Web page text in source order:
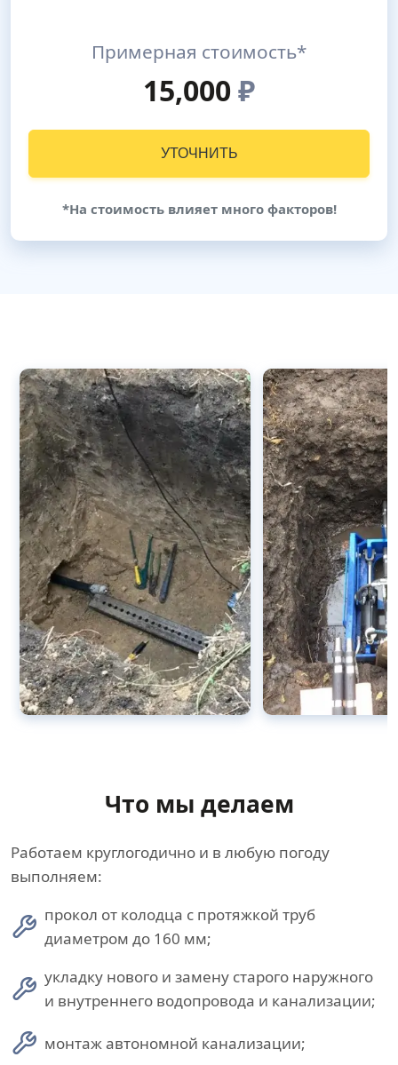
Примерная стоимость*
15,000₽
УТОЧНИТЬ
*На стоимость влияет много факторов!
Что мы делаем
Работаем круглогодично и в любую погоду
выполняем:
прокол от колодца с протяжкой труб
диаметром до 160 мм;
укладку нового и замену старого наружного
и внутреннего водопровода и канализации;
монтаж автономной канализации;